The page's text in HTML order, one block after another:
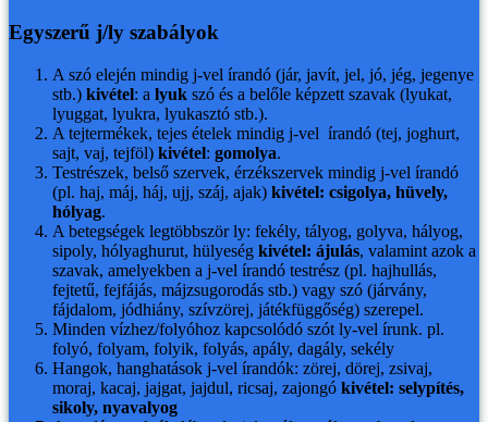
Egyszerű j/ly szabályok
A szó elején mindig j-vel írandó (jár, javít, jel, jó, jég, jegenye
stb.) kivétel: a lyuk szó és a belőle képzett szavak (lyukat,
lyuggat, lyukra, lyukasztó stb.).
A tejtermékek, tejes ételek mindig j-vel írandó (tej, joghurt,
sajt, vaj, tejföl) kivétel: gomolya.
Testrészek, belső szervek, érzékszervek mindig j-vel írandó
(pl. haj, máj, háj, ujj, száj, ajak) kivétel: csigolya, hüvely,
hólyag.
A betegségek legtöbbször ly: fekély, tályog, golyva, hályog,
sipoly, hólyaghurut, hülyeség kivétel: ájulás, valamint azok a
szavak, amelyekben a j-vel írandó testrész (pl. hajhullás,
fejtetű, fejfájás, májzsugorodás stb.) vagy szó (járvány,
fájdalom, jódhiány, szívzörej, játékfüggőség) szerepel.
Minden vízhez/folyóhoz kapcsolódó szót ly-vel írunk. pl.
folyó, folyam, folyik, folyás, apály, dagály, sekély
Hangok, hanghatások j-vel írandók: zörej, dörej, zsivaj,
moraj, kacaj, jajgat, jajdul, ricsaj, zajongó kivétel: selypítés,
sikoly, nyavalyog